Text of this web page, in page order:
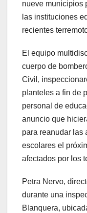
nueve municipios
las instituciones
recientes
El equipo
cuerpo de
Civil,
planteles a fin de
personal de
anuncio que
para reanudar las
escolares el
afectados por los
Petra Nervo,
durante una
Blanquera,